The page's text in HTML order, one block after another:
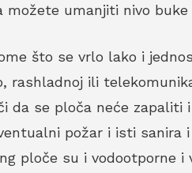
umanjiti nivo buke
što se vrlo lako i
ili
da se ploča neće
požar i isti sanira i
ploče su i vodootporne